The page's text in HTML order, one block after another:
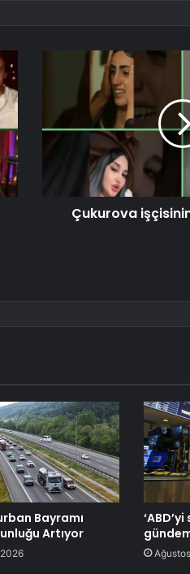
Çukurova
Bayramı
Artıyor